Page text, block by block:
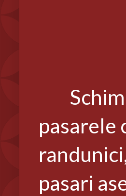
pasarele
pasari